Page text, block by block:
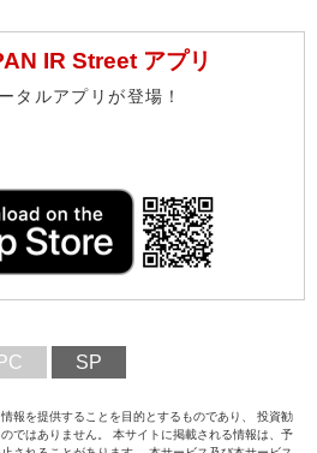
IR Street アプリ
タルアプリが登場！
PC SP
報を提供することを目的とするものであり、 投資勧
ではありません。 本サイトに掲載される情報は、予